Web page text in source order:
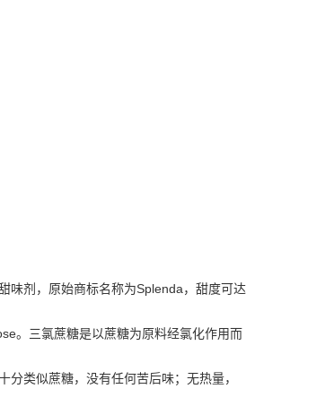
味剂，原始商标名称为Splenda，甜度可达
。三氯蔗糖是以蔗糖为原料经氯化作用而
类似蔗糖，没有任何苦后味；无热量，